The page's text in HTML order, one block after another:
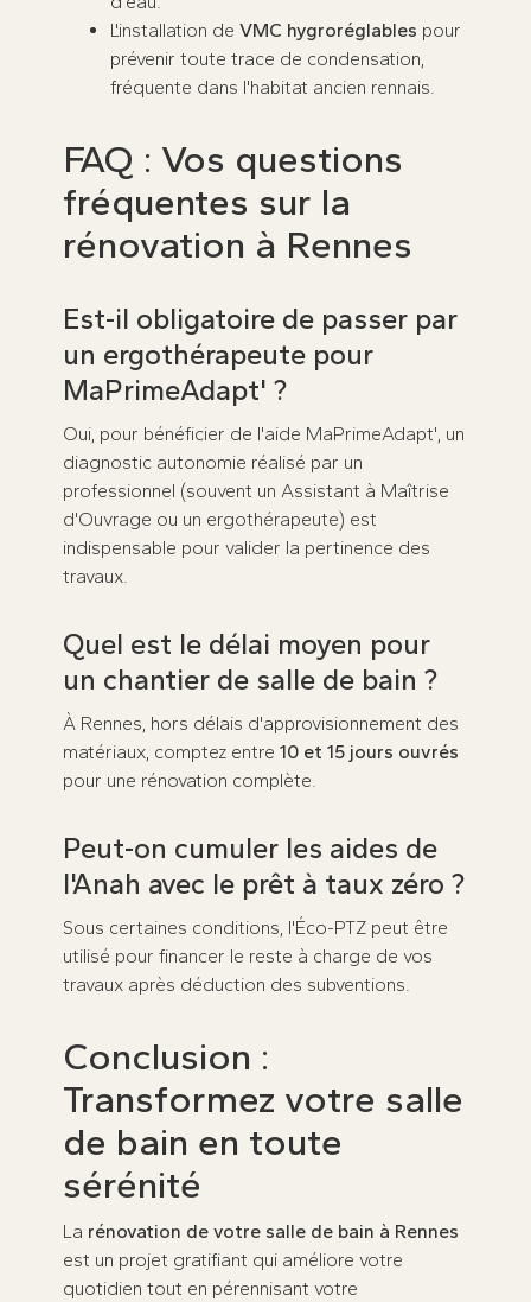
L'installation de VMC hygroréglables pour
prévenir toute trace de condensation,
fréquente dans l'habitat ancien rennais.
FAQ : Vos questions
fréquentes sur la
rénovation à Rennes
Est-il obligatoire de passer par
un ergothérapeute pour
MaPrimeAdapt' ?
Oui, pour bénéficier de l'aide MaPrimeAdapt', un
diagnostic autonomie réalisé par un
professionnel (souvent un Assistant à Maîtrise
d'Ouvrage ou un ergothérapeute) est
indispensable pour valider la pertinence des
travaux.
Quel est le délai moyen pour
un chantier de salle de bain ?
À Rennes, hors délais d'approvisionnement des
matériaux, comptez entre 10 et 15 jours ouvrés
pour une rénovation complète.
Peut-on cumuler les aides de
l'Anah avec le prêt à taux zéro ?
Sous certaines conditions, l'Éco-PTZ peut être
utilisé pour financer le reste à charge de vos
travaux après déduction des subventions.
Conclusion :
Transformez votre salle
de bain en toute
sérénité
La rénovation de votre salle de bain à Rennes
est un projet gratifiant qui améliore votre
quotidien tout en pérennisant votre